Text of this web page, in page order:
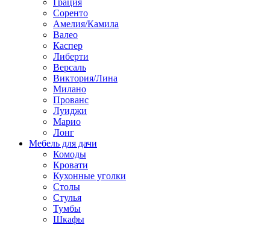
Грация
Соренто
Амелия/Камила
Валео
Каспер
Либерти
Версаль
Виктория/Лина
Милано
Прованс
Луиджи
Марио
Лонг
Мебель для дачи
Комоды
Кровати
Кухонные уголки
Столы
Стулья
Тумбы
Шкафы